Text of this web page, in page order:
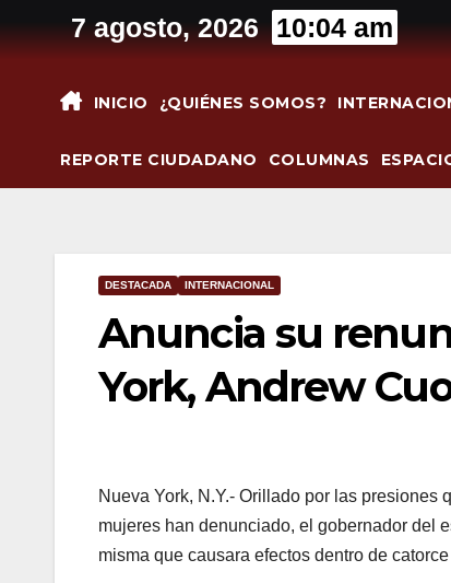
al
7 agosto, 2026 10:04 am
INICIO ¿QUIÉNES SOMOS?
REPORTE CIUDADANO COLUMNAS
DESTACADA INTERNACIONAL
Anuncia su
York, Andrew
Nueva York, N.Y.- Orillado por las
mujeres han denunciado, el gobernador del
misma que causara efectos dentro de